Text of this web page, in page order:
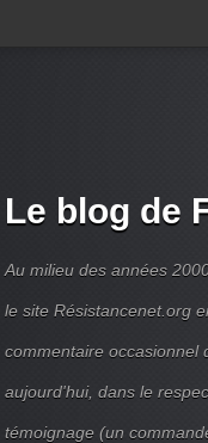
Le blog de
Au milieu des années
le site Résistancenet.org
commentaire occasionnel
aujourd'hui, dans le
témoignage (un